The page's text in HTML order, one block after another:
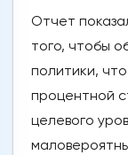
Отчет
того, чтобы
политики,
процентной
целевого